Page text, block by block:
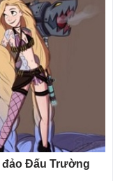
đảo Đấu Trường